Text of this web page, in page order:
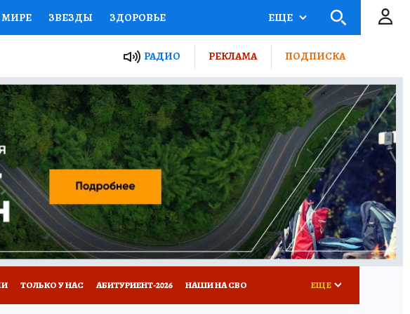
МИРЕ ЗВЕЗДЫ ЗДОРОВЬЕ
ПРОЕКТЫ РОССИИ
ЖЕНСКИЕ СЕКРЕТЫ ПУТЕВОДИТЕЛЬ
ДЕФИЦИТ ЖЕЛЕЗА ТУРИЗМ
У НАС ГИД ПОТРЕБИТЕЛЯ ВСЕ О КП
ЕЩЕ
РАДИО РЕКЛАМА ПОДПИСКА
ТОЛЬКО У НАС АБИТУРИЕНТ-2026 НАШИ НА СВО ЕЩЕ